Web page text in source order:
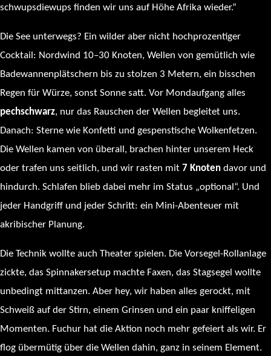
schwupsdiewups finden wir uns auf Höhe Afrika wieder.“
Die See unterwegs? Ein wilder aber nicht hochprozentiger
Cocktail: Nordwind 10–30 Knoten, Wellen von gemütlich wie
Badewannenplätschern bis zu stolzen 3 Metern, ein bisschen
Regen für Würze, sonst Sonne satt. Vor Mondaufgang alles
pechschwarz, nur das Rauschen der Wellen begleitet uns.
Danach: Sterne wie Konfetti und gespenstische Wolkenfetzen.
Die Wellen kamen von überall, brachen hinter unserem Heck
oder trafen uns seitlich, und wir rasten mit 7 Knoten davor und
hindurch. Schlafen blieb dabei mehr im Status „optional“. Und
jeder Handgriff und jeder Schritt: ein Mini-Abenteuer mit
akribischer Planung.
Die Technik wollte auch Theater spielen. Die Vorsegel-Rollanlage
zickte, das Spinnakersetup machte Faxen, das Stagsegel wollte
unbedingt mittanzen. Aber hey, wir haben alles gerockt, mit
Schweiß auf der Stirn, einem Grinsen und ein paar kniffeligen
Momenten. Fuchur hat die Aktion noch mehr gefeiert als wir. Er
flog übermütig über die Wellen dahin, ganz in seinem Element.